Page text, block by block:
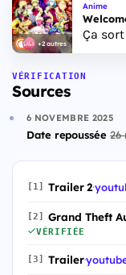
+2 autres
Anime
Ça
VÉRIFICATION
Sources
6 NOVEMBRE 2025
Date repoussée 26
[1] Trailer 2·
[2] Grand Theft
VÉRIFIÉE
[3] Trailer·